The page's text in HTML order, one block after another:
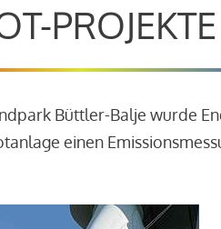
PROJEKTE
Büttler-Balje wurde
einen